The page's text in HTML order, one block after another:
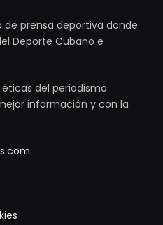
de prensa deportiva donde
Deporte Cubano e
del periodismo
información y con la